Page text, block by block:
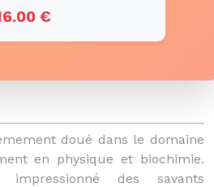
€
doué dans le domaine
en physique et biochimie.
des savants